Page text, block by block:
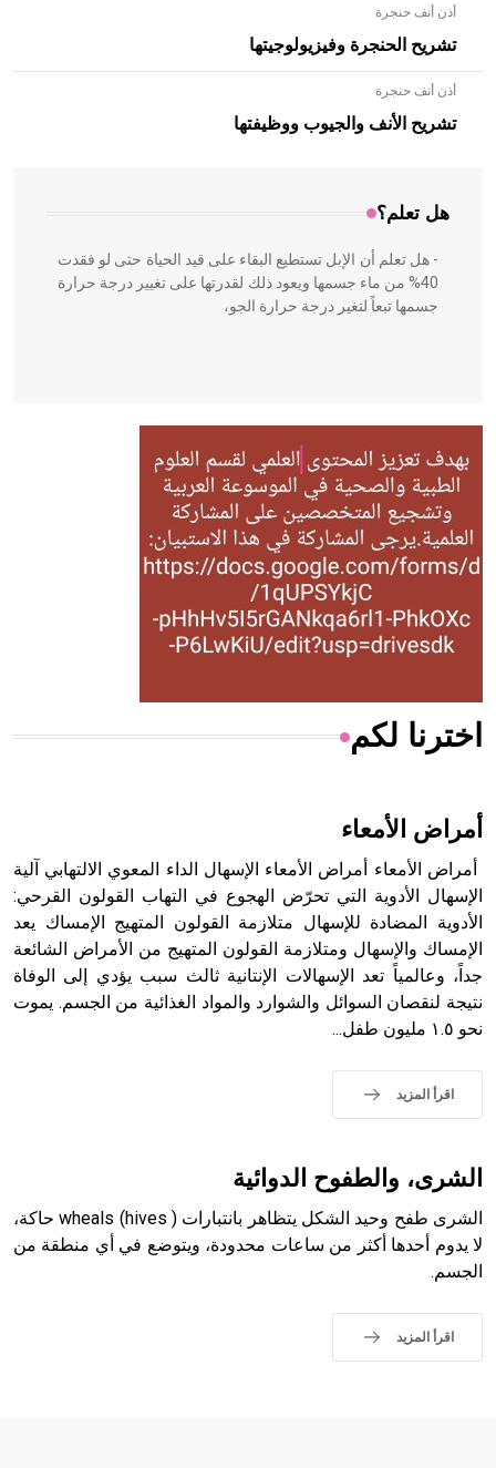
أذن أنف حنجرة
تشريح الحنجرة وفيزيولوجيتها
أذن أنف حنجرة
تشريح الأنف والجيوب ووظيفتها
هل تعلم؟
- هل تعلم أن الأبلق نوع من الفنون الهندسية التي ارتبطت
بالعمارة الإسلامية في بلاد الشام ومصر خاصة، حيث يحرص
المعمار على بناء مداميكه وخاصة في الواجهات
- هل تعلم أن الإبل تستطيع البقاء على قيد الحياة حتى لو فقدت
40% من ماء جسمها ويعود ذلك لقدرتها على تغيير درجة حرارة
جسمها تبعاً لتغير درجة حرارة الجو،
- هل تعلم أن أبقراط كتب في الطب أربعة مؤلفات هي:
الحكم، الأدلة، تنظيم التغذية، ورسالته في جروح الرأس. ويعود
له الفضل بأنه حرر الطب من الدين والفلسفة.
- هل تعلم أن المرجان إفراز حيواني يتكون في البحر ويتركب
من مادة كربونات الكلسيوم، وهو أحمر أو شديد الحمرة وهو
أجود أنواعه، ويمتاز بكبر الحجم ويسمى الش
هل تعلم أن الأبسيد كلمة فرنسية اللفظ تم اعتمادها مصطلحاً
- هل تعلم أن أبجر Abgar اسم معروف جيداً يعود إلى عدد من
الملوك الذين حكموا مدينة إديسا (الرها) من أبجر الأول وحتى
التاسع، وهم ينتسبون إلى أسرة أوسروين
اخترنا لكم
أمراض الأمعاء
أمراض الأمعاء أمراض الأمعاء الإسهال الداء المعوي الالتهابي آلية
الإسهال الأدوية التي تحرّض الهجوع في التهاب القولون القرحي:
الأدوية المضادة للإسهال متلازمة القولون المتهيج الإمساك يعد
الإمساك والإسهال ومتلازمة القولون المتهيج من الأمراض الشائعة
جداً، وعالمياً تعد الإسهالات الإنتانية ثالث سبب يؤدي إلى الوفاة
نتيجة لنقصان السوائل والشوارد والمواد الغذائية من الجسم. يموت
نحو ١.٥ مليون طفل...
اقرأ المزيد
الشرى، والطفوح الدوائية
الشرى طفح وحيد الشكل يتظاهر بانتبارات ( wheals (hives حاكة،
لا يدوم أحدها أكثر من ساعات محدودة، ويتوضع في أي منطقة من
الجسم.
اقرأ المزيد